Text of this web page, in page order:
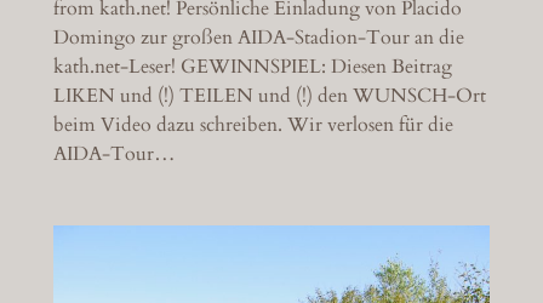
from kath.net! Persönliche Einladung von Placido
Domingo zur großen AIDA-Stadion-Tour an die
kath.net-Leser! GEWINNSPIEL: Diesen Beitrag
LIKEN und (!) TEILEN und (!) den WUNSCH-Ort
beim Video dazu schreiben. Wir verlosen für die
AIDA-Tour…